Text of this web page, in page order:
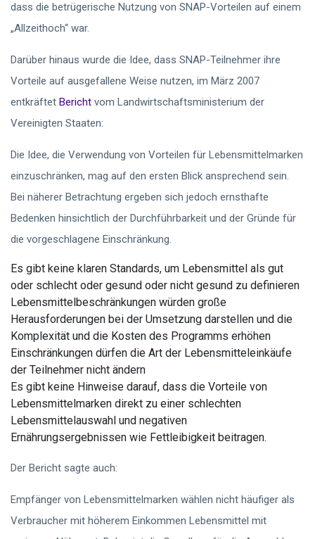
dass die betrügerische Nutzung von SNAP-Vorteilen auf einem
„Allzeithoch“ war.
Darüber hinaus wurde die Idee, dass SNAP-Teilnehmer ihre
Vorteile auf ausgefallene Weise nutzen, im März 2007
entkräftet Bericht vom Landwirtschaftsministerium der
Vereinigten Staaten:
Die Idee, die Verwendung von Vorteilen für Lebensmittelmarken
einzuschränken, mag auf den ersten Blick ansprechend sein.
Bei näherer Betrachtung ergeben sich jedoch ernsthafte
Bedenken hinsichtlich der Durchführbarkeit und der Gründe für
die vorgeschlagene Einschränkung.
Es gibt keine klaren Standards, um Lebensmittel als gut
oder schlecht oder gesund oder nicht gesund zu definieren
Lebensmittelbeschränkungen würden große
Herausforderungen bei der Umsetzung darstellen und die
Komplexität und die Kosten des Programms erhöhen
Einschränkungen dürfen die Art der Lebensmitteleinkäufe
der Teilnehmer nicht ändern
Es gibt keine Hinweise darauf, dass die Vorteile von
Lebensmittelmarken direkt zu einer schlechten
Lebensmittelauswahl und negativen
Ernährungsergebnissen wie Fettleibigkeit beitragen.
Der Bericht sagte auch:
Empfänger von Lebensmittelmarken wählen nicht häufiger als
Verbraucher mit höherem Einkommen Lebensmittel mit